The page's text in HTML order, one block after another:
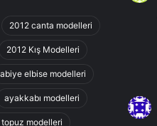
2012 canta modelleri
2012 Kış Modelleri
abiye elbise modelleri
ayakkabı modelleri
topuz modelleri